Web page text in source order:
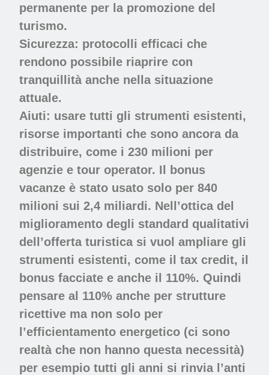
permanente per la promozione del
turismo.
Sicurezza: protocolli efficaci che
rendono possibile riaprire con
tranquillità anche nella situazione
attuale.
Aiuti: usare tutti gli strumenti esistenti,
risorse importanti che sono ancora da
distribuire, come i 230 milioni per
agenzie e tour operator. Il bonus
vacanze è stato usato solo per 840
milioni sui 2,4 miliardi. Nell ’ottica del
miglioramento degli standard qualitativi
dell’offerta turistica si vuol ampliare gli
strumenti esistenti, come il tax credit, il
bonus facciate e anche il 110%. Quindi
pensare al 110% anche per strutture
ricettive ma non solo per
l’efficientamento energetico (ci sono
realtà che non hanno questa necessità)
per esempio tutti gli anni si rinvia l’anti